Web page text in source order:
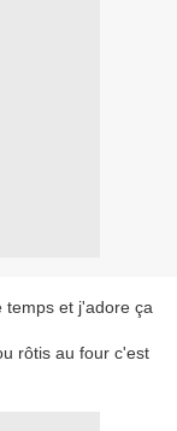
temps et j'adore ça
rôtis au four c'est